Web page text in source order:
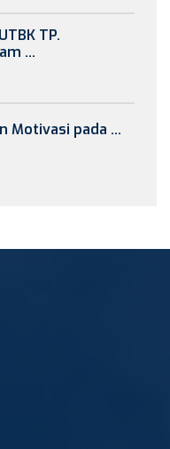
TP.
...
Motivasi pada ...